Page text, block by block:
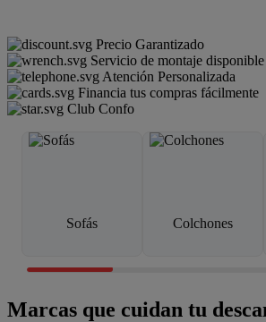
Precio Garantizado
Servicio de montaje disponible
Atención Personalizada
Financia tus compras fácilmente
Club Confo
Sofás Colchones
Marcas que cuidan tu